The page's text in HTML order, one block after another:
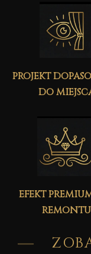
projekt
do
efekt
remontu